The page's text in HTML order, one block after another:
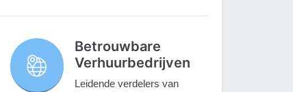
Betrouwbare
Verhuurbedrijven
Leidende verdelers van